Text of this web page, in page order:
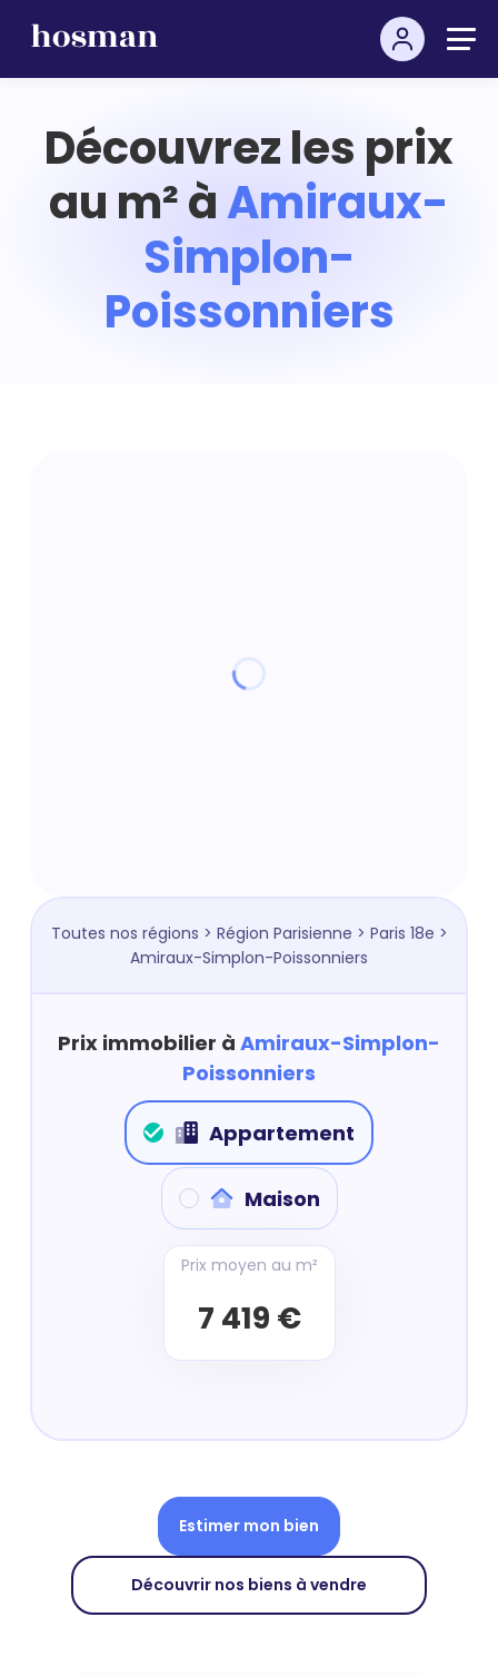
Découvrez les prix
au m² àAmiraux-
Simplon-
Poissonniers
Toutes nos régions > Région Parisienne > Paris 18e >
Amiraux-Simplon-Poissonniers
Prix immobilier à Amiraux-Simplon-
Poissonniers
Appartement
Maison
Prix moyen au m²
7 419 €
Estimer mon bien
Découvrir nos biens à vendre